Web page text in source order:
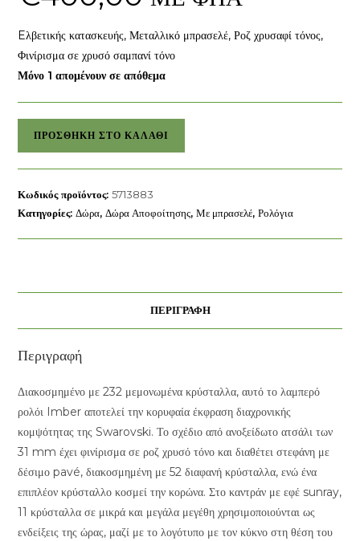
Eλβετικής κατασκευής, Μεταλλικό μπρασελέ, Ροζ χρυσαφί τόνος,
Φινίρισμα σε χρυσό σαμπανί τόνο
Μόνο 1 απομένουν σε απόθεμα
swarovski
ποσότητα
ΠΡΟΣΘΉΚΗ ΣΤΟ ΚΑΛΆΘΙ
Κωδικός προϊόντος:5713883
Κατηγορίες:Δώρα,Δώρα Αποφοίτησης,Με μπρασελέ,Ρολόγια
ΠΕΡΙΓΡΑΦΉ
Περιγραφή
Διακοσμημένο με 232 μεμονωμένα κρύσταλλα, αυτό το λαμπερό
ρολόι Imber αποτελεί την κορυφαία έκφραση διαχρονικής
κομψότητας της Swarovski. Το σχέδιο από ανοξείδωτο ατσάλι των
31 mm έχει φινίρισμα σε ροζ χρυσό τόνο και διαθέτει στεφάνη με
δέσιμο pavé, διακοσμημένη με 52 διαφανή κρύσταλλα, ενώ ένα
επιπλέον κρύσταλλο κοσμεί την κορώνα. Στο καντράν με εφέ sunray,
11 κρύσταλλα σε μικρά και μεγάλα μεγέθη χρησιμοποιούνται ως
ενδείξεις της ώρας, μαζί με το λογότυπο με τον κύκνο στη θέση του